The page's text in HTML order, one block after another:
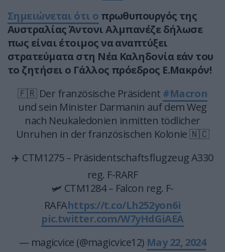
Σημειώνεται ότι ο πρωθυπουργός της
Αυστραλίας Άντονι Αλμπανέζε δήλωσε
πως είναι έτοιμος να αναπτύξει
στρατεύματα στη Νέα Καληδονία εάν του
το ζητήσει ο Γάλλος πρόεδρος Ε.Μακρόν!
🇫🇷 Der französische Präsident #Macron
und sein Minister Darmanin auf dem Weg
nach Neukaledonien inmitten tödlicher
Unruhen in der französischen Kolonie 🇳🇨
✈️ CTM1275 – Präsidentschaftsflugzeug A330
reg. F-RARF
🛩️ CTM1284 – Falcon reg. F-
RAFAhttps://t.co/Lh252yon6i
pic.twitter.com/W7yHdGiAEA
— magicvice (@magicvice12) May 22, 2024